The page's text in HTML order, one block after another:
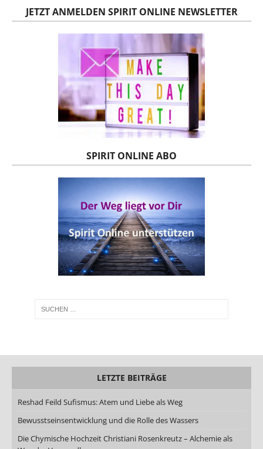
JETZT ANMELDEN SPIRIT ONLINE NEWSLETTER
SPIRIT ONLINE ABO
LETZTE BEITRÄGE
Reshad Feild Sufismus: Atem und Liebe als Weg
Bewusstseinsentwicklung und die Rolle des Wassers
Die Chymische Hochzeit Christiani Rosenkreutz – Alchemie als